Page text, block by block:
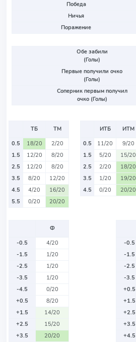
Победа
Ничья
Поражение
Обе забили
(Голы)
Первые получили очко
(Голы)
Соперник первым получил
очко (Голы)
ТБ
ТМ
0.5
18/20
2/20
1.5
12/20
8/20
2.5
12/20
8/20
3.5
8/20
12/20
4.5
4/20
16/20
5.5
0/20 20/20
ИТБ
ИТМ
0.5
11/20
9/20
1.5
5/20
15/20
2.5
2/20
18/20
3.5
1/20
19/20
4.5
0/20 20/20
Ф
-0.5
4/20
-1.5
1/20
-2.5
1/20
-3.5
1/20
-4.5
0/20
+0.5
8/20
+1.5
14/20
+2.5
15/20
+3.5
20/20
-0.5
-1.5
-2.5
-3.5
+0.5
+1.5
+2.5
+3.5
+4.5